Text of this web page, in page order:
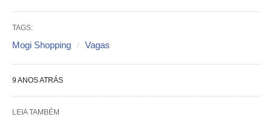
TAGS:
Mogi Shopping Vagas
9 ANOS ATRÁS
LEIA TAMBÉM